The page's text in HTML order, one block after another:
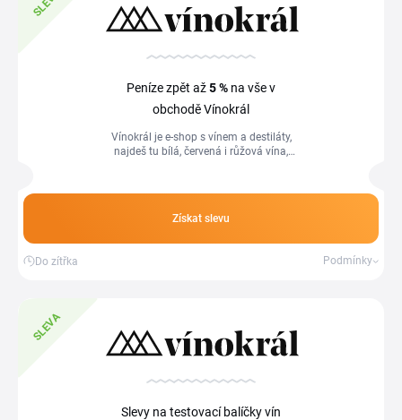
Peníze zpět až5 % na vše v
obchodě Vínokrál
Vínokrál je e-shop s vínem a destiláty,
najdeš tu bílá, červená i růžová vína,
Získat slevu
Do zítřka Podmínky
SLEVA
Slevy na testovací balíčky vín